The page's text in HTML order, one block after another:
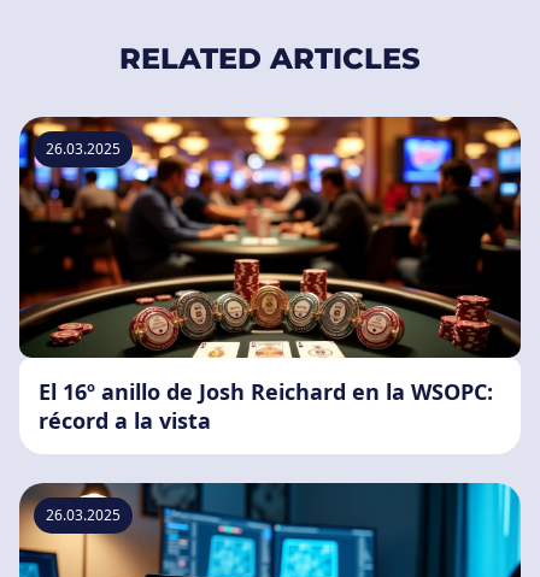
RELATED ARTICLES
26.03.2025
El 16º anillo de Josh Reichard en la WSOPC:
récord a la vista
26.03.2025